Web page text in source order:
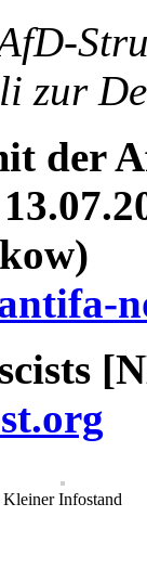
zur
der
Kleiner Infostand